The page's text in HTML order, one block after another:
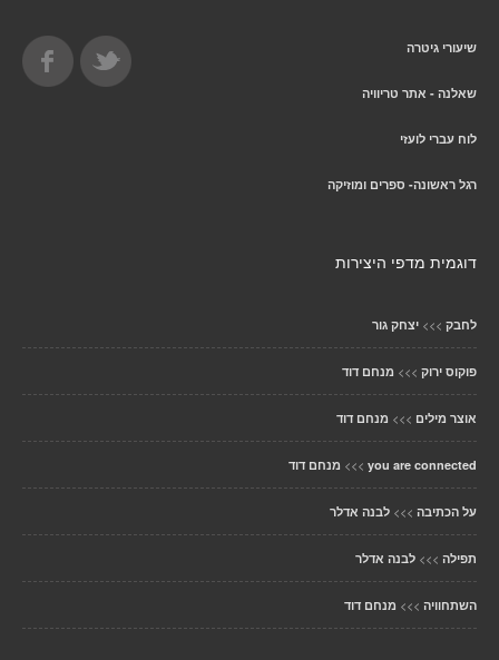
שיעורי גיטרה
שאלנה - אתר טריוויה
לוח עברי לועזי
רגל ראשונה- ספרים ומוזיקה
דוגמית מדפי היצירות
לחבק >>> יצחק גור
פוקוס ירוק >>> מנחם דוד
אוצר מילים >>> מנחם דוד
you are connected
>>> מנחם דוד
על הכתיבה >>> לבנה אדלר
תפילה >>> לבנה אדלר
השתחוויה >>> מנחם דוד